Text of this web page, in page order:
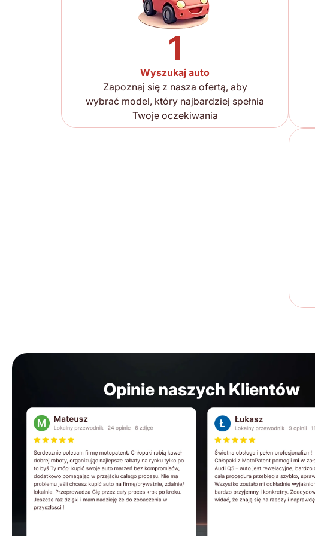
1
Wyszukaj auto
Zapoznaj się z nasza ofertą, aby
wybrać model, który najbardziej spełnia
Twoje oczekiwania
Opinie naszych Klientów